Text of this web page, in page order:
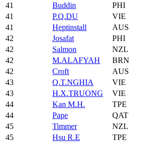
41
Buddin PHI
41
P.Q.DU VIE
41
Heptinstall AUS
42
Josafat PHI
42
Salmon NZL
42
M.ALAFYAH BRN
42
Croft AUS
43
Q.T.NGHIA VIE
43
H.X.TRUONG VIE
44
Kan M.H. TPE
44
Pape QAT
45
Timmer NZL
45
Hsu R.E TPE